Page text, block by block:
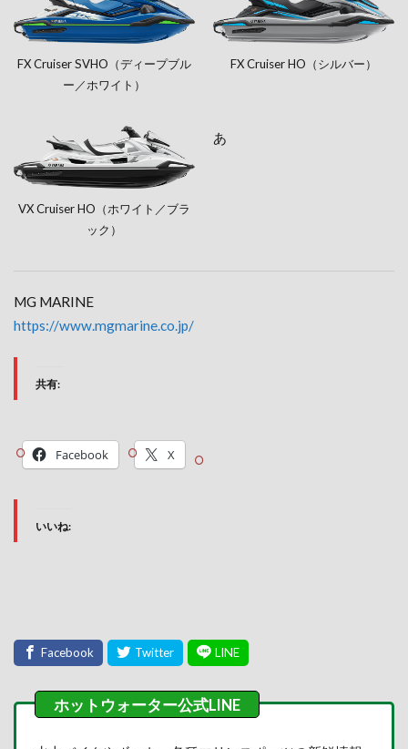
FX Cruiser SVHO（ディープブル
ー／ホワイト）
FX Cruiser HO（シルバー）
VX Cruiser HO（ホワイト／ブラ
ック）
あ
MG MARINE
https://www.mgmarine.co.jp/
共有:
Facebook X
いいね: